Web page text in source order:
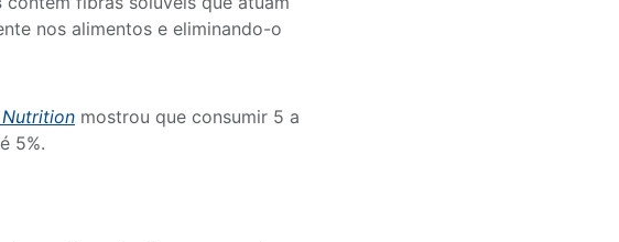
nos alimentos e eliminando-o
mostrou que consumir 5 a
5%.